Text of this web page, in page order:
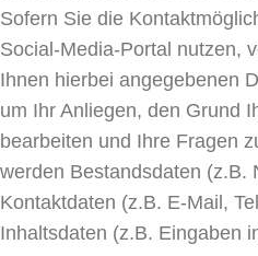
Sofern Sie die
Social-Media-Portal nutzen,
Ihnen hierbei angegebenen
um Ihr Anliegen, den Grund
bearbeiten und Ihre Fragen
werden Bestandsdaten (z.B.
Kontaktdaten (z.B. E-Mail,
Inhaltsdaten (z.B. Eingaben